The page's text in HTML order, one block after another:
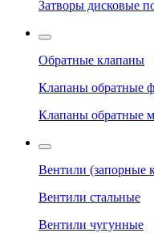
Затворы дисковые
Обратные клапаны
Клапаны обратные
Клапаны обратные
Вентили (запорные
Вентили стальные
Вентили чугунные